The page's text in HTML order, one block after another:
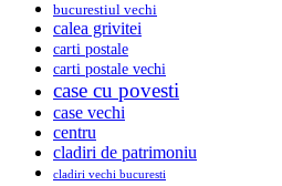
bucurestiul vechi
calea grivitei
carti postale
carti postale vechi
case cu povesti
case vechi
centru
cladiri de patrimoniu
cladiri vechi bucuresti